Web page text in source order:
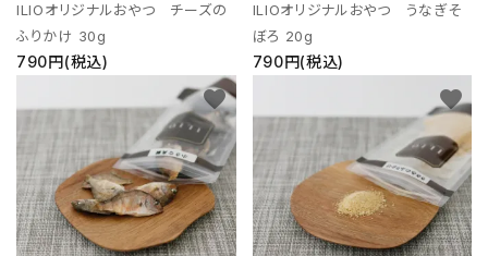
ILIOオリジナルおやつ チーズの
ふりかけ 30g
790円(税込)
ILIOオリジナルおやつ うなぎそ
ぼろ 20g
790円(税込)
favorite favorite